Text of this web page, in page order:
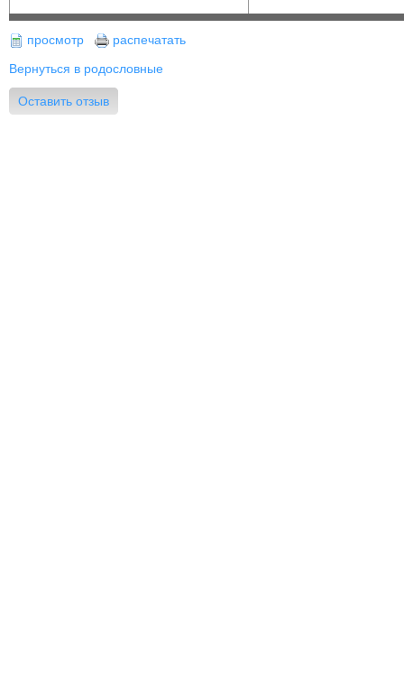
просмотр
распечатать
Вернуться в родословные
Оставить отзыв